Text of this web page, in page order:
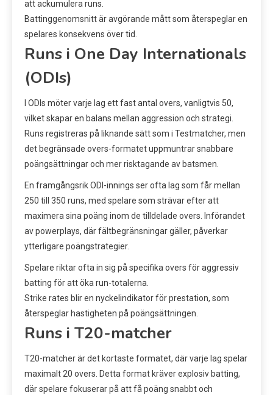
att ackumulera runs.
Battinggenomsnitt är avgörande mått som återspeglar en
spelares konsekvens över tid.
Runs i One Day Internationals
(ODIs)
I ODIs möter varje lag ett fast antal overs, vanligtvis 50,
vilket skapar en balans mellan aggression och strategi.
Runs registreras på liknande sätt som i Testmatcher, men
det begränsade overs-formatet uppmuntrar snabbare
poängsättningar och mer risktagande av batsmen.
En framgångsrik ODI-innings ser ofta lag som får mellan
250 till 350 runs, med spelare som strävar efter att
maximera sina poäng inom de tilldelade overs. Införandet
av powerplays, där fältbegränsningar gäller, påverkar
ytterligare poängstrategier.
Spelare riktar ofta in sig på specifika overs för aggressiv
batting för att öka run-totalerna.
Strike rates blir en nyckelindikator för prestation, som
återspeglar hastigheten på poängsättningen.
Runs i T20-matcher
T20-matcher är det kortaste formatet, där varje lag spelar
maximalt 20 overs. Detta format kräver explosiv batting,
där spelare fokuserar på att få poäng snabbt och